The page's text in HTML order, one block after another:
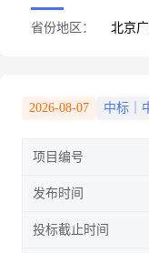
省份地区： 北京
2026-08-07 中标｜
项目编号
发布时间
投标截止时间